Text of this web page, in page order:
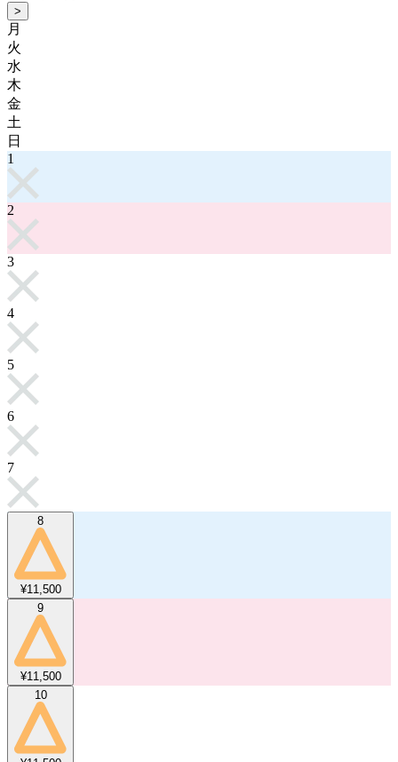
>
月
火
水
木
金
土
日
1
2
3
4
5
6
7
8
¥11,500
9
¥11,500
10